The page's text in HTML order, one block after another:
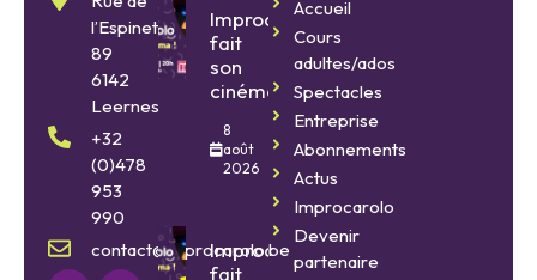
l’Espinette
89
6142
Leernes
+32
(0)478
953
990
contact@improcarolo.be
Improcarolo
fait
son
cinéma
8
août
2026
Improcarolo
fait
Accueil
Cours
adultes/ados
Spectacles
Entreprise
Abonnements
Actus
Improcarolo
Devenir
partenaire